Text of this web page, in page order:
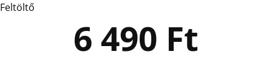
Feltöltő
6 490 Ft